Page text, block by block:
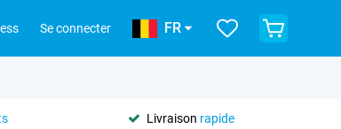
Se connecter FR
Livraison rapide